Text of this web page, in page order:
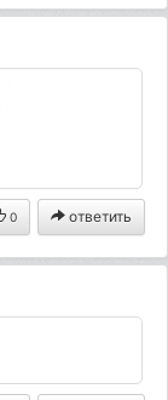
0 ответить